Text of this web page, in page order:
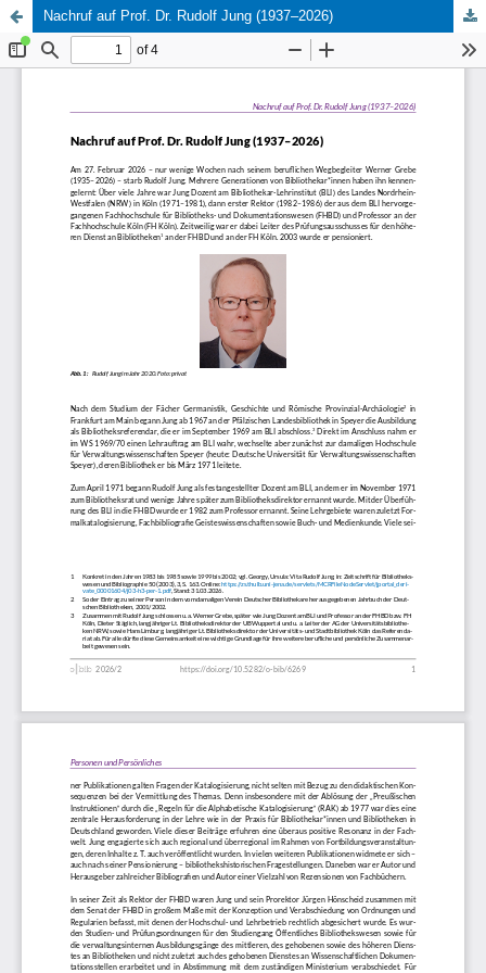
Nachruf auf Prof. Dr. Rudolf Jung (1937–2026)